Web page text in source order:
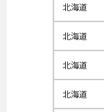
北海道
北海道
北海道
北海道